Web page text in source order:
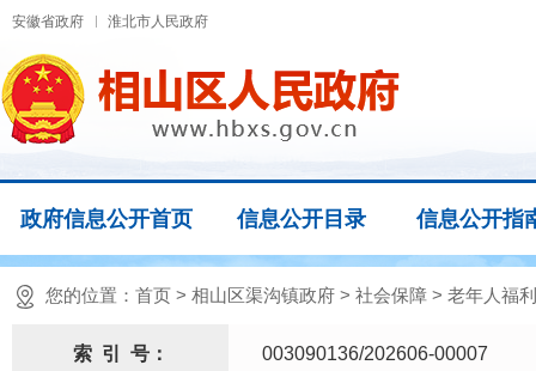
安徽省政府 淮北市人民政府
政府信息公开首页 信息公开目录 信息公开指
您的位置： 首页 > 相山区渠沟镇政府 > 社会保障 > 老年人福利
索 引 号： 003090136/202606-00007